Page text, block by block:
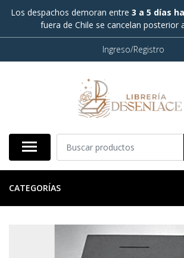
Los despachos demoran entre 3 a 5 días
fuera de Chile se cancelan posterior
Ingreso/Registro
CATEGORÍAS